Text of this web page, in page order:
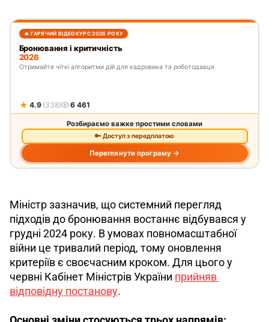
Міністр зазначив, що системний перегляд
підходів до бронювання востаннє відбувався у
грудні 2024 року. В умовах повномасштабної
війни це тривалий період, тому оновлення
критеріїв є своєчасним кроком. Для цього у
червні Кабінет Міністрів України прийняв
відповідну постанову.